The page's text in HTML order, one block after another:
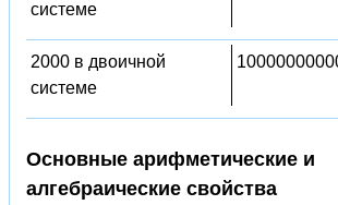
системе
2000 в двоичной
системе
Основные арифметические и
алгебраические свойства